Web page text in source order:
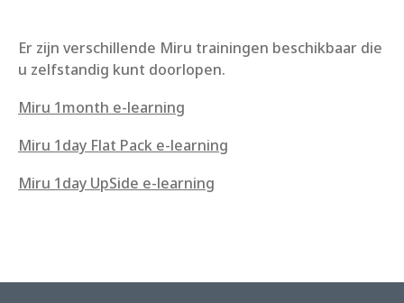
Er zijn verschillende Miru trainingen beschikbaar die
u zelfstandig kunt doorlopen.
Miru 1month e-learning
Miru 1day Flat Pack e-learning
Miru 1day UpSide e-learning